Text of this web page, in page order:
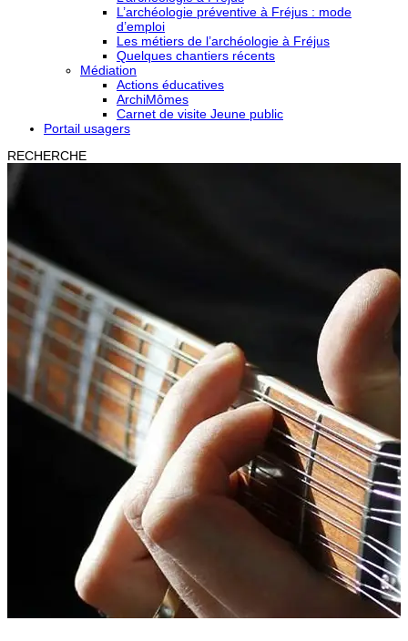
L’archéologie préventive à Fréjus : mode
d’emploi
Les métiers de l’archéologie à Fréjus
Quelques chantiers récents
Médiation
Actions éducatives
ArchiMômes
Carnet de visite Jeune public
Portail usagers
RECHERCHE